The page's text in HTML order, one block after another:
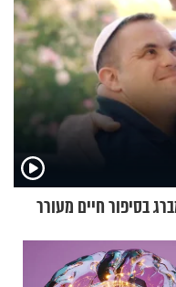
בסיפור חיים מעורר